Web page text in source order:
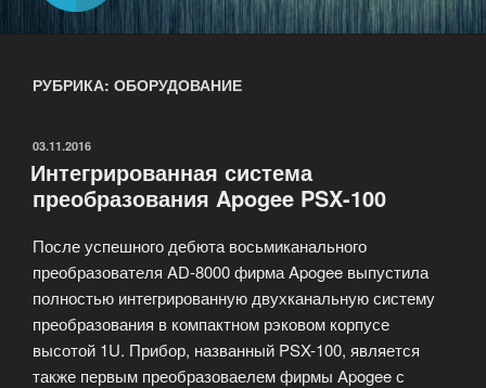
РУБРИКА: ОБОРУДОВАНИЕ
ОПУБЛИКОВАНО
03.11.2016
Интегрированная система
преобразования Apogee PSX-100
После успешного дебюта восьмиканального
преобразователя AD-8000 фирма Apogee выпустила
полностью интегрированную двухканальную систему
преобразования в компактном рэковом корпусе
высотой 1U. Прибор, названный PSX-100, является
также первым преобразоваелем фирмы Apogee с